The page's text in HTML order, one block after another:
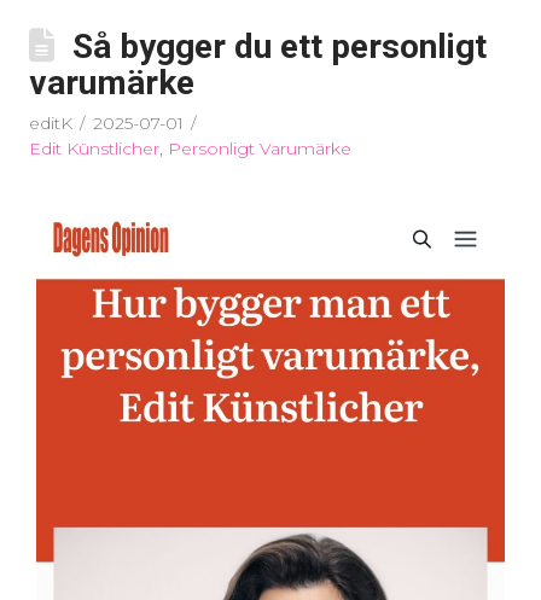
Så bygger du ett personligt
varumärke
editK
2025-07-01
Edit Künstlicher, Personligt Varumärke